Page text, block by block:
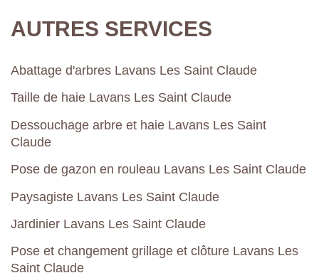
AUTRES SERVICES
Abattage d'arbres Lavans Les Saint Claude
Taille de haie Lavans Les Saint Claude
Dessouchage arbre et haie Lavans Les Saint
Claude
Pose de gazon en rouleau Lavans Les Saint Claude
Paysagiste Lavans Les Saint Claude
Jardinier Lavans Les Saint Claude
Pose et changement grillage et clôture Lavans Les
Saint Claude